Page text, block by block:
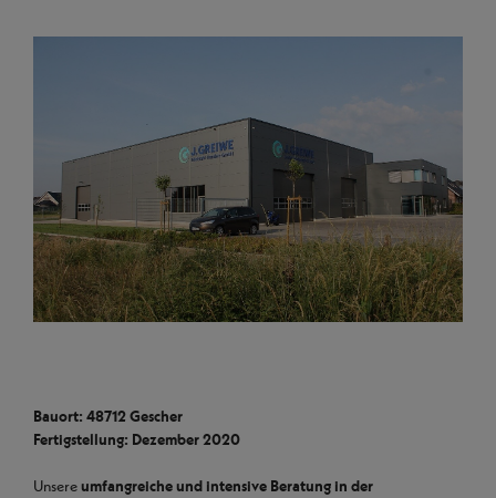
Bauort: 48712 Gescher
Fertigstellung: Dezember 2020
Unsereumfangreiche und intensive Beratung in der